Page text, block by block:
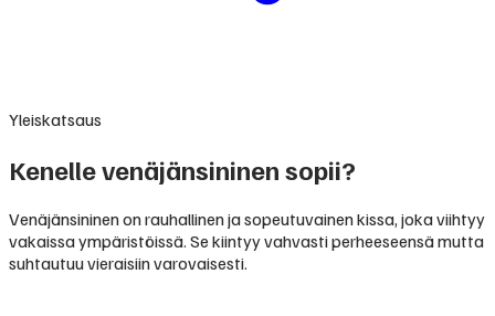
Yleiskatsaus
Kenelle venäjänsininen sopii?
Venäjänsininen on rauhallinen ja sopeutuvainen kissa, joka viihtyy
vakaissa ympäristöissä. Se kiintyy vahvasti perheeseensä mutta
suhtautuu vieraisiin varovaisesti.